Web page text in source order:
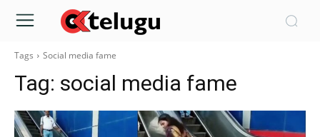
Tags Social media fame
Tag: social media fame